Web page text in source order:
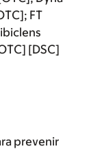
FT
[DSC]
prevenir